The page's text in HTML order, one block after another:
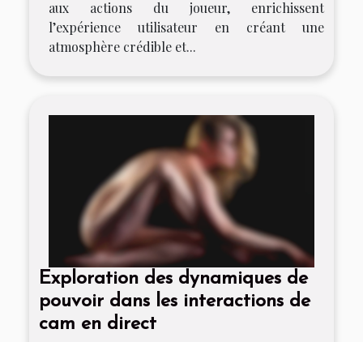
aux actions du joueur, enrichissent
l’expérience utilisateur en créant une
atmosphère crédible et...
Exploration des dynamiques de
pouvoir dans les interactions de
cam en direct